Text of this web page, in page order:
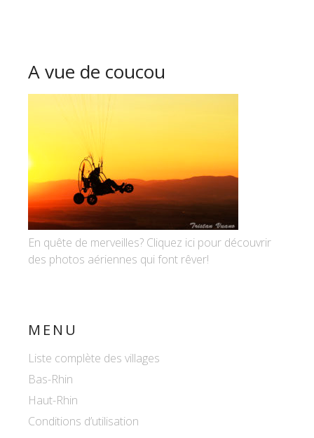
A vue de coucou
En quête de merveilles? Cliquez ici pour découvrir
des photos aériennes qui font rêver!
MENU
Liste complète des villages
Bas-Rhin
Haut-Rhin
Conditions d’utilisation